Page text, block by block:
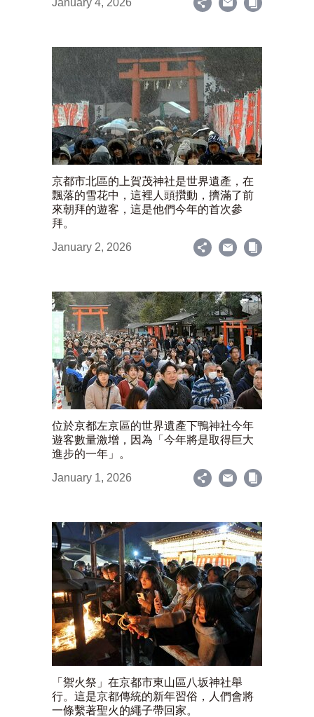
January 4, 2026
京都市北區的上賀茂神社是世界遺產，在
飄落的雪花中，這裡人頭攢動，擠滿了前
來朝拜的遊客，這是他們今年的首次參
拜。
January 2, 2026
位於京都左京區的世界遺產下鴨神社今年
遊客數量激增，因為「今年將是取得巨大
進步的一年」。
January 1, 2026
「禦火祭」在京都市東山區八坂神社舉
行。這是京都傳統的新年習俗，人們會將
一條繫著聖火的繩子帶回家。